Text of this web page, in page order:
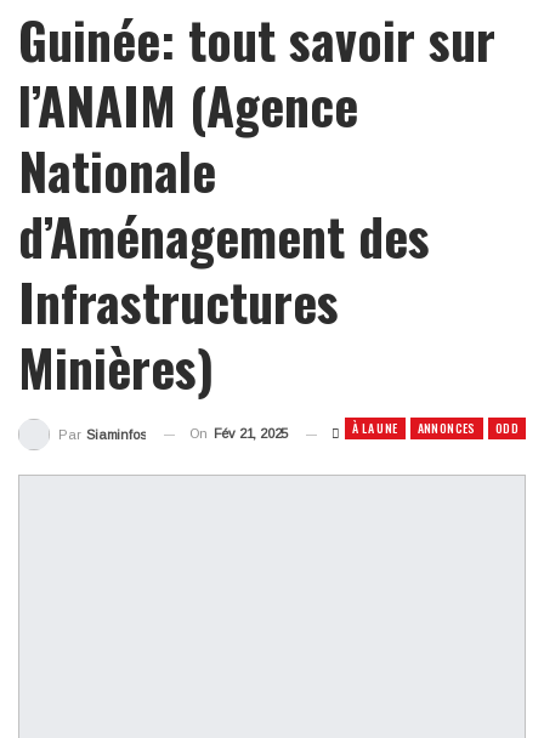
Guinée: tout savoir sur
l’ANAIM (Agence
Nationale
d’Aménagement des
Infrastructures
Minières)
À LA UNE ANNONCES ODD
Par Siaminfos On Fév 21, 2025